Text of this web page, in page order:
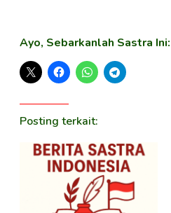
Ayo, Sebarkanlah Sastra Ini:
Posting terkait: